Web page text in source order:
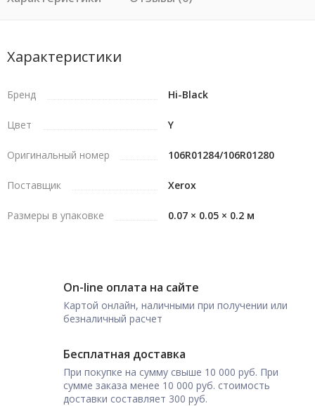
Характеристики
Бренд Hi-Black
Цвет Y
Оригинальный номер 106R01284/106R01280
Поставщик Xerox
Размеры в упаковке 0.07 × 0.05 × 0.2 м
On-line оплата на сайте
Картой онлайн, наличными при получении или
безналичный расчет
Бесплатная доставка
При покупке на сумму свыше 10 000 руб. При
сумме заказа менее 10 000 руб. стоимость
доставки составляет 300 руб.